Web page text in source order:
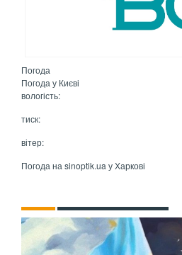
Погода
Погода у Києві
вологість:
тиск:
вітер:
Погода наsinoptik.uaу Харкові